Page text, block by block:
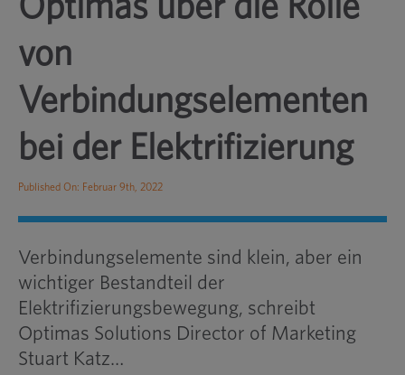
Optimas über die Rolle
von
Verbindungselementen
bei der Elektrifizierung
Published On: Februar 9th, 2022
Verbindungselemente sind klein, aber ein
wichtiger Bestandteil der
Elektrifizierungsbewegung, schreibt
Optimas Solutions Director of Marketing
Stuart Katz…